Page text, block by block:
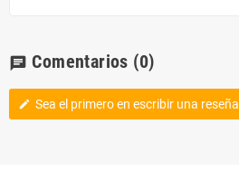
chat Comentarios (0)
edit Sea el primero en escribir una reseña